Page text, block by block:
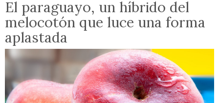
El paraguayo, un híbrido del
melocotón que luce una forma
aplastada